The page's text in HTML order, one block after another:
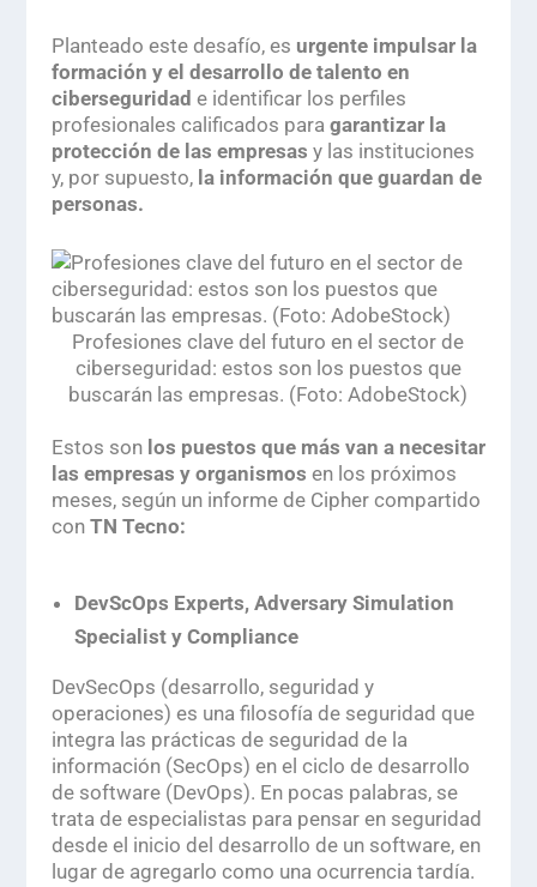
Planteado este desafío, es urgente impulsar la
formación y el desarrollo de talento en
ciberseguridad e identificar los perfiles
profesionales calificados para garantizar la
protección de las empresas y las instituciones
y, por supuesto, la información que guardan de
personas.
Profesiones clave del futuro en el sector de
ciberseguridad: estos son los puestos que
buscarán las empresas. (Foto: AdobeStock)
Estos son los puestos que más van a necesitar
las empresas y organismos en los próximos
meses, según un informe de Cipher compartido
conTN Tecno:
DevScOps Experts, Adversary Simulation
Specialist y Compliance
DevSecOps (desarrollo, seguridad y
operaciones) es una filosofía de seguridad que
integra las prácticas de seguridad de la
información (SecOps) en el ciclo de desarrollo
de software (DevOps). En pocas palabras, se
trata de especialistas para pensar en seguridad
desde el inicio del desarrollo de un software, en
lugar de agregarlo como una ocurrencia tardía.